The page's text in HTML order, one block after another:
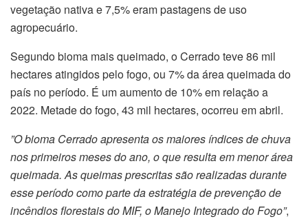
vegetação nativa e 7,5% eram pastagens de uso
agropecuário.
Segundo bioma mais queimado, o Cerrado teve 86 mil
hectares atingidos pelo fogo, ou 7% da área queimada do
país no período. É um aumento de 10% em relação a
2022. Metade do fogo, 43 mil hectares, ocorreu em abril.
”O bioma Cerrado apresenta os maiores índices de chuva
nos primeiros meses do ano, o que resulta em menor área
queimada. As queimas prescritas são realizadas durante
esse período como parte da estratégia de prevenção de
incêndios florestais do MIF, o Manejo Integrado do Fogo”,